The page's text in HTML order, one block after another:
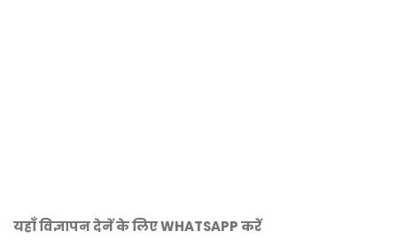
यहाँ विज्ञापन देनें के लिए WHATSAPP करें